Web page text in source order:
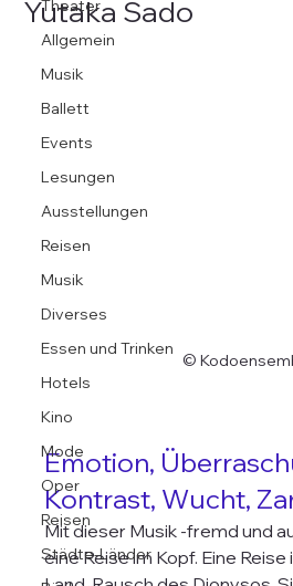
Theater
Allgemein
Musik
Ballett
Events
Lesungen
Ausstellungen
Reisen
Musik
Diverses
Essen und Trinken
Hotels
Kino
Mode
Oper
Reisen
Städte-Länder
Yutaka Sado
©
Emotion,
Kontrast, Wucht,
Mit dieser Musik -fremd und
eine Reise im Kopf. Eine